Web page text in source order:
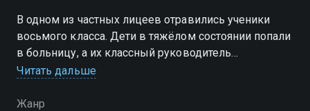
В одном из частных лицеев отравились ученики
восьмого класса. Дети в тяжёлом состоянии попали
в больницу, а их классный руководитель
Александра Симонова, подозревая, что отравление
расследование
Читать дальше
Жанр